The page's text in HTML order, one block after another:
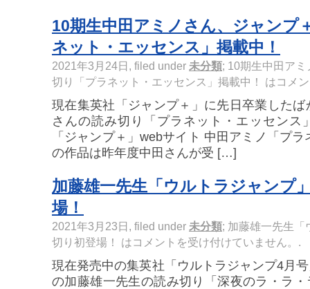
10期生中田アミノさん、ジャンプ
ネット・エッセンス」掲載中！
2021年3月24日, filed under 未分類; 10期生中田ア
切り「プラネット・エッセンス」掲載中！ はコメ
現在集英社「ジャンプ＋」に先日卒業した
さんの読み切り「プラネット・エッセンス
「ジャンプ＋」webサイト 中田アミノ「プ
の作品は昨年度中田さんが受 […]
加藤雄一先生「ウルトラジャンプ
場！
2021年3月23日, filed under 未分類; 加藤雄一先生「
切り初登場！ はコメントを受け付けていません。 .
現在発売中の集英社「ウルトラジャンプ4月
の加藤雄一先生の読み切り「深夜のラ・ラ